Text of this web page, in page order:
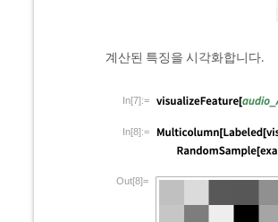
계산된 특징을 시각화합니다.
In[7]:=
In[8]:=
Out[8]=